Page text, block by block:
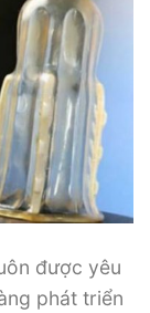
được yêu
phát triển